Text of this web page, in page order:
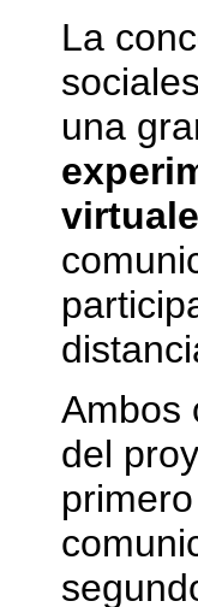
La
una
Ambos
del